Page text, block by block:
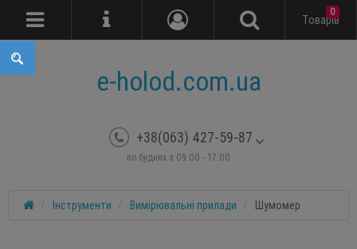
e-holod.com.ua
+38(063) 427-59-87
по буднях з 09:00 - 17:00
Tоварів
0
Інструменти Вимірювальні прилади Шумомер